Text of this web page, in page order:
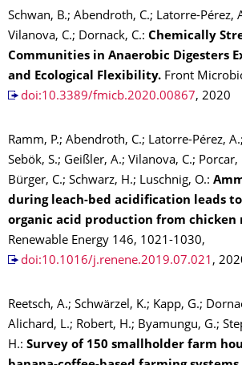
Schwan, B.; Abendroth, C.; Latorre-Pérez,
Vilanova, C.; Dornack, C.: Chemically
Communities in Anaerobic Digesters
and Ecological Flexibility. Front
doi:10.3389/fmicb.2020.00867, 2020
Ramm, P.; Abendroth, C.; Latorre-Pérez,
Sebök, S.; Geißler, A.; Vilanova, C.;
Bürger, C.; Schwarz, H.; Luschnig, O.:
during leach-bed acidification leads
organic acid production from chicken
Renewable Energy 146, 1021-1030,
doi:10.1016/j.renene.2019.07.021 ,
Reetsch, A.; Schwärzel, K.; Kapp, G.;
Alichard, L.; Robert, H.; Byamungu, G.;
H.: Survey of 150 smallholder farm